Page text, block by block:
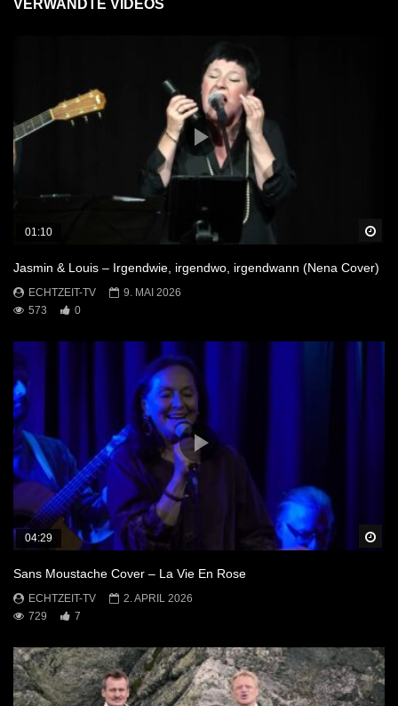
VERWANDTE VIDEOS
01:10
Jasmin & Louis – Irgendwie, irgendwo, irgendwann (Nena Cover)
ECHTZEIT-TV
9. MAI 2026
573
0
04:29
Sans Moustache Cover – La Vie En Rose
ECHTZEIT-TV
2. APRIL 2026
729
7